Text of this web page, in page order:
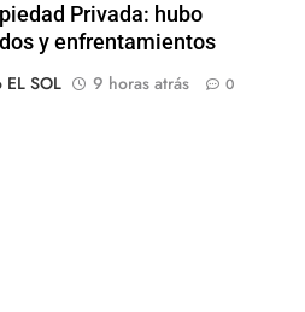
Privada: hubo
y enfrentamientos
SOL
9 horas atrás 0